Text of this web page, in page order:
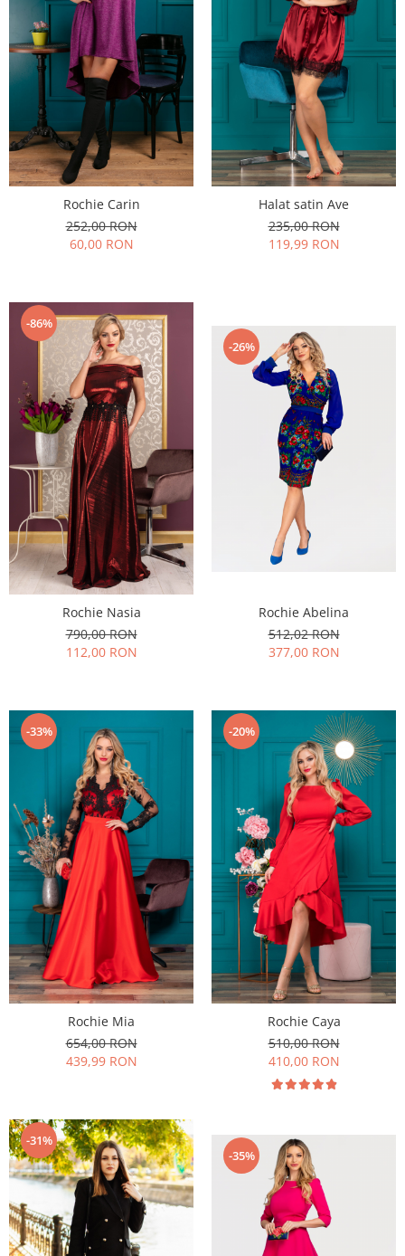
Rochie Carin
252,00 RON
60,00 RON
Halat satin Ave
235,00 RON
119,99 RON
-86%
Rochie Nasia
790,00 RON
112,00 RON
-26%
Rochie Abelina
512,02 RON
377,00 RON
-33%
Rochie Mia
654,00 RON
439,99 RON
-20%
Rochie Caya
510,00 RON
410,00 RON
-31%
-35%